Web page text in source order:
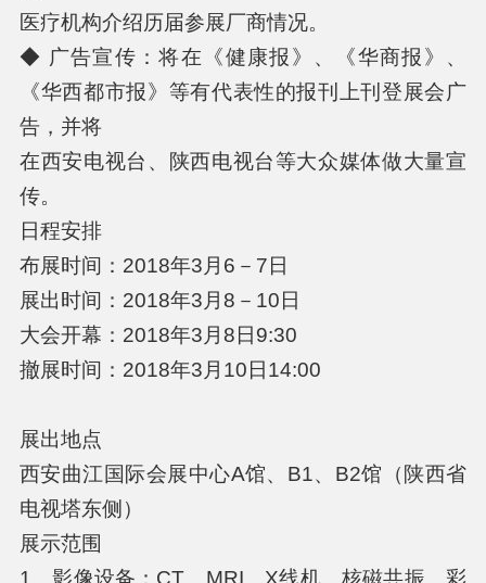
医疗机构介绍历届参展厂商情况。
◆ 广告宣传：将在《健康报》、《华商报》、
《华西都市报》等有代表性的报刊上刊登展会广
告，并将
在西安电视台、陕西电视台等大众媒体做大量宣
传。
日程安排
布展时间：2018年3月6－7日
展出时间：2018年3月8－10日
大会开幕：2018年3月8日9:30
撤展时间：2018年3月10日14:00
展出地点
西安曲江国际会展中心A馆、B1、B2馆（陕西省
电视塔东侧）
展示范围
1、影像设备：CT、MRI、X线机、核磁共振、彩